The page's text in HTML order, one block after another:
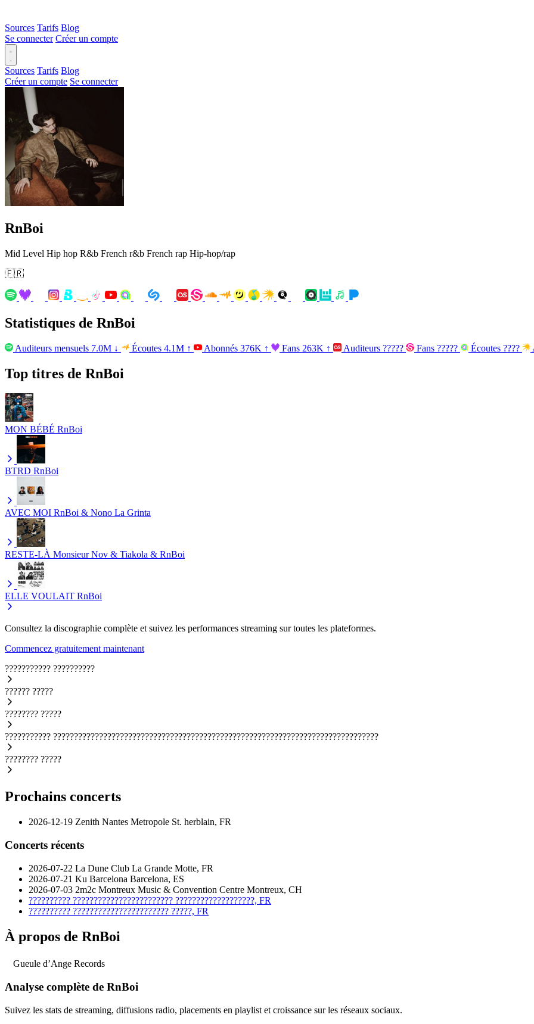
Sources Tarifs Blog
Se connecter Créer un compte
Sources Tarifs Blog
Créer un compte Se connecter
RnBoi
Mid Level Hip hop R&b French r&b French rap Hip-hop/rap
🇫🇷
Statistiques de RnBoi
Auditeurs mensuels 7.0M ↓ Écoutes 4.1M ↑ Abonnés 376K ↑ Fans 263K ↑ Auditeurs ????? Fans ????? Écoutes ????
Top titres de RnBoi
MON BÉBÉ RnBoi
BTRD RnBoi
AVEC MOI RnBoi & Nono La Grinta
RESTE-LÀ Monsieur Nov & Tiakola & RnBoi
ELLE VOULAIT RnBoi
Consultez la discographie complète et suivez les performances streaming sur toutes les plateformes.
Commencez gratuitement maintenant
??????????? ??????????
?????? ?????
???????? ?????
??????????? ??????????????????????????????????????????????????????????????????????????????
???????? ?????
Prochains concerts
2026-12-19 Zenith Nantes Metropole St. herblain, FR
Concerts récents
2026-07-22 La Dune Club La Grande Motte, FR
2026-07-21 Ku Barcelona Barcelona, ES
2026-07-03 2m2c Montreux Music & Convention Centre Montreux, CH
?????????? ???????????????????????? ???????????????????, FR
?????????? ??????????????????????? ?????, FR
À propos de RnBoi
Gueule d’Ange Records
Analyse complète de RnBoi
Suivez les stats de streaming, diffusions radio, placements en playlist et croissance sur les réseaux sociaux.